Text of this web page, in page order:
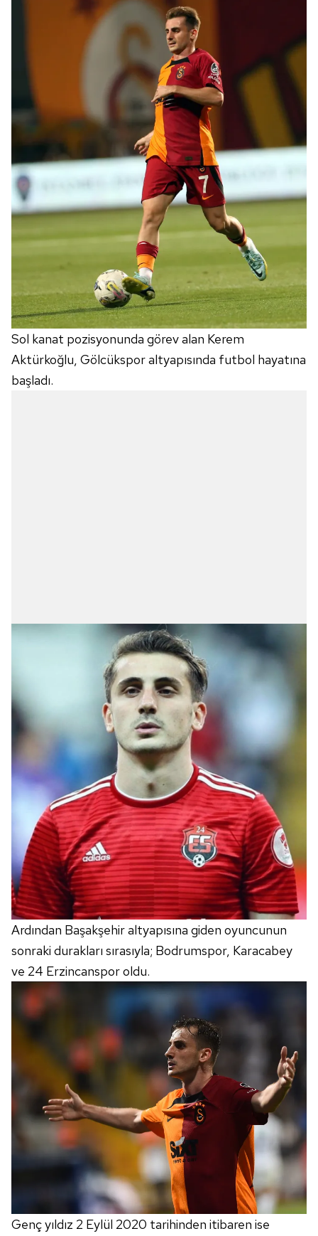
Sol kanat pozisyonunda görev alan Kerem
Aktürkoğlu, Gölcükspor altyapısında futbol hayatına
başladı.
Ardından Başakşehir altyapısına giden oyuncunun
sonraki durakları sırasıyla; Bodrumspor, Karacabey
ve 24 Erzincanspor oldu.
Genç yıldız 2 Eylül 2020 tarihinden itibaren ise